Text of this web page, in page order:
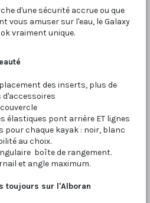
d'une sécurité accrue ou que
vous amuser sur l'eau, le Galaxy
vraiment unique.
des inserts, plus de
élastiques pont arrière ET lignes
pour chaque kayak : noir, blanc
au choix.
boîte de rangement.
et angle maximum.
toujours sur l'Alboran